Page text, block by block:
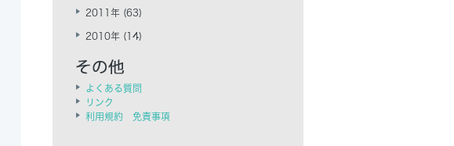
2011年 (63)
2010年 (14)
よくある質問
リンク
利用規約 免責事項